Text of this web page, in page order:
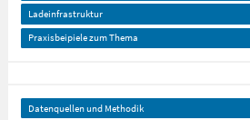
Ladeinfrastruktur
Praxisbeipiele zum Thema
Datenquellen und Methodik